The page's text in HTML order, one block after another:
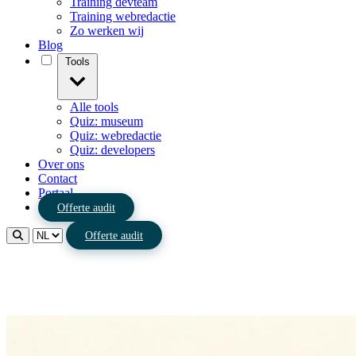
Training webredactie
Zo werken wij
Blog
Alle tools
Quiz: museum
Quiz: webredactie
Quiz: developers
Over ons
Contact
Portaal
Offerte audit
Offerte audit